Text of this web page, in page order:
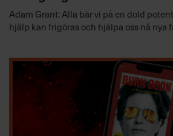
Adam Grant: Alla bär vi på en dold
hjälp kan frigöras och hjälpa oss nå nya